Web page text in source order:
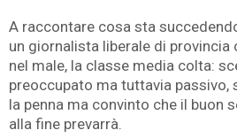
A raccontare cosa sta
un giornalista liberale di provincia
nel male, la classe media colta:
preoccupato ma tuttavia passivo,
la penna ma convinto che il buon
alla fine prevarrà.